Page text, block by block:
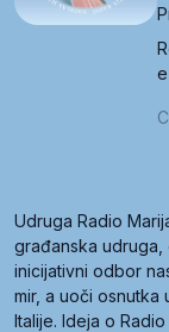
Udruga Radio
građanska udruga,
inicijativni odbor
mir, a uoči osnutka
Italije. Ideja o